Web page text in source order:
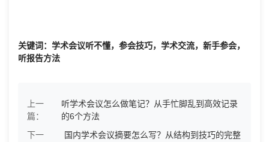
关键词：学术会议听不懂，参会技巧，学术交流，新手参会，
听报告方法
上一
篇：
听学术会议怎么做笔记？从手忙脚乱到高效记录
的6个方法
下一
国内学术会议摘要怎么写？从结构到技巧的完整